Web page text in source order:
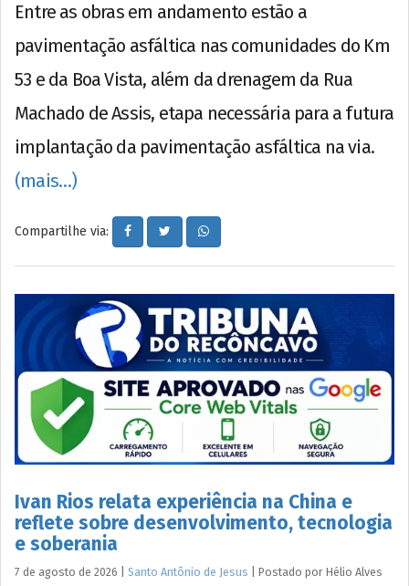
Entre as obras em andamento estão a
pavimentação asfáltica nas comunidades do Km
53 e da Boa Vista, além da drenagem da Rua
Machado de Assis, etapa necessária para a futura
implantação da pavimentação asfáltica na via.
(mais…)
Compartilhe via:
Ivan Rios relata experiência na China e
reflete sobre desenvolvimento, tecnologia
e soberania
7 de agosto de 2026 Santo Antônio de Jesus Postado por Hélio Alves